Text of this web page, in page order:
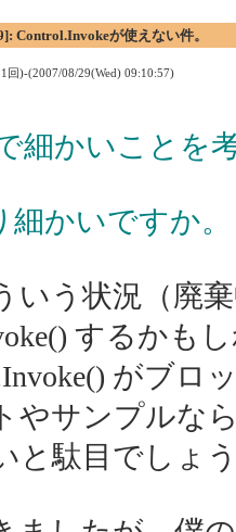
Control.Invokeが使えない件。
回)-(2007/08/29(Wed) 09:10:57)
細かいことを
かいですか。
いう状況（廃
するかも
がブロ
やサンプルな
と駄目でしょ